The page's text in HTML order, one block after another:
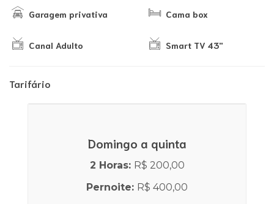
Garagem privativa Cama box
Canal Adulto Smart TV 43''
Tarifário
Domingo a quinta
2 Horas: R$ 200,00
Pernoite: R$ 400,00